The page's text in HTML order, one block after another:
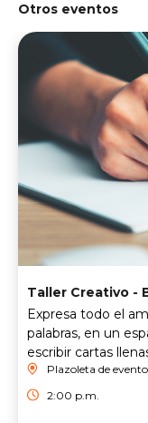
Otros eventos
Taller Creativo -
Expresa todo el
palabras, en un
escribir cartas
Plazoleta de
2:00 p.m.